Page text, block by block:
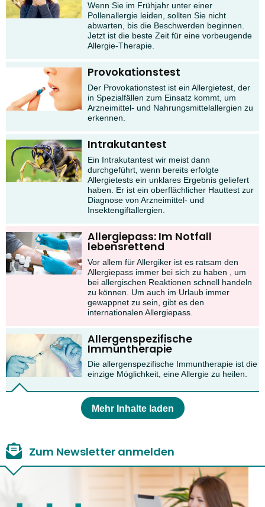
Wenn Sie im Frühjahr unter einer
Pollenallergie leiden, sollten Sie nicht
abwarten, bis die Beschwerden beginnen.
Jetzt ist die beste Zeit für eine vorbeugende
Allergie-Therapie.
Provokationstest
Der Provokationstest ist ein Allergietest, der
in Spezialfällen zum Einsatz kommt, um
Arzneimittel- und Nahrungsmittelallergien zu
erkennen.
Intrakutantest
Ein Intrakutantest wir meist dann
durchgeführt, wenn bereits erfolgte
Allergietests ein unklares Ergebnis geliefert
haben. Er ist ein oberflächlicher Hauttest zur
Diagnose von Arzneimittel- und
Insektengiftallergien.
Allergiepass: Im Notfall
lebensrettend
Vor allem für Allergiker ist es ratsam den
Allergiepass immer bei sich zu haben , um
bei allergischen Reaktionen schnell handeln
zu können. Um auch im Urlaub immer
gewappnet zu sein, gibt es den
internationalen Allergiepass.
Allergenspezifische
Immuntherapie
Die allergenspezifische Immuntherapie ist die
einzige Möglichkeit, eine Allergie zu heilen.
Mehr Inhalte laden
Zum Newsletter anmelden